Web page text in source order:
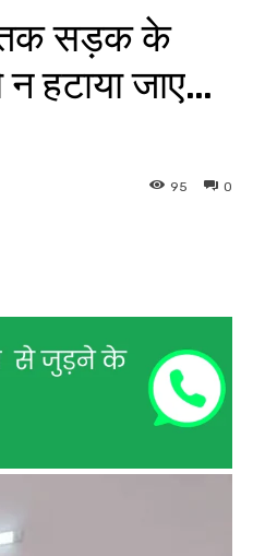
तक सड़क के
न हटाया जाए…
0
95